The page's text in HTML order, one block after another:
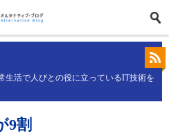
生活で人びとの役に立っているIT技術を
9割